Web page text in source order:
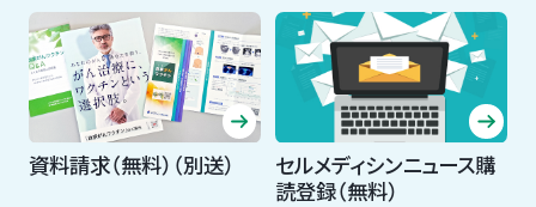
資料請求（無料）（別送）
セルメディシンニュース購
読登録（無料）